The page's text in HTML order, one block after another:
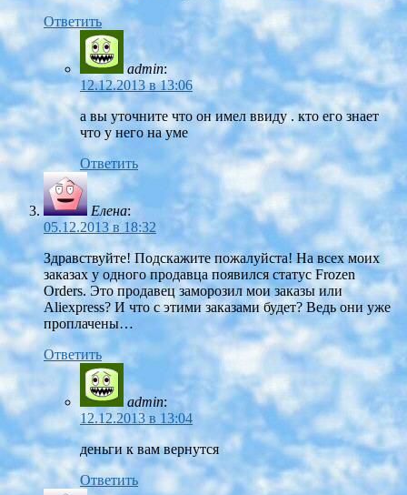
Ответить
admin:
12.12.2013 в 13:06
а вы уточните что он имел ввиду . кто его знает
что у него на уме
Ответить
Елена:
05.12.2013 в 18:32
Здравствуйте! Подскажите пожалуйста! На всех моих
заказах у одного продавца появился статус Frozen
Orders. Это продавец заморозил мои заказы или
Aliexpress? И что с этими заказами будет? Ведь они уже
проплачены…
Ответить
admin:
12.12.2013 в 13:04
деньги к вам вернутся
Ответить